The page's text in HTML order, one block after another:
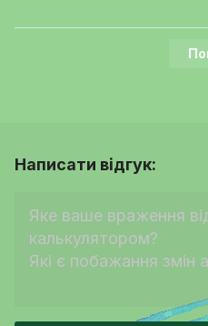
Написати відгук: